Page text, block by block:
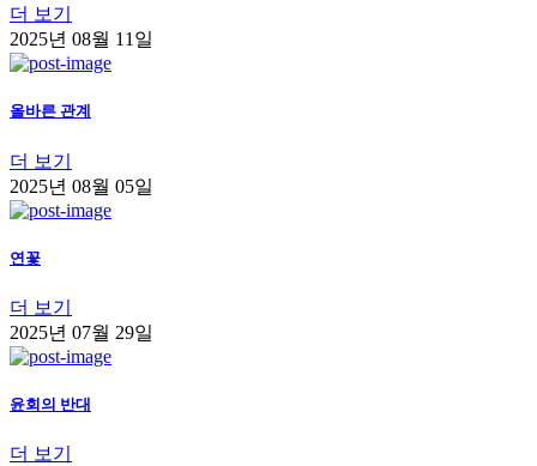
더 보기
2025년 08월 11일
올바른 관계
더 보기
2025년 08월 05일
연꽃
더 보기
2025년 07월 29일
윤회의 반대
더 보기